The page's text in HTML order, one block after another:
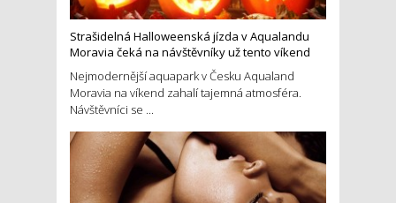
Strašidelná Halloweenská jízda v Aqualandu
Moravia čeká na návštěvníky už tento víkend
Nejmodernější aquapark v Česku Aqualand
Moravia na víkend zahalí tajemná atmosféra.
Návštěvníci se ...